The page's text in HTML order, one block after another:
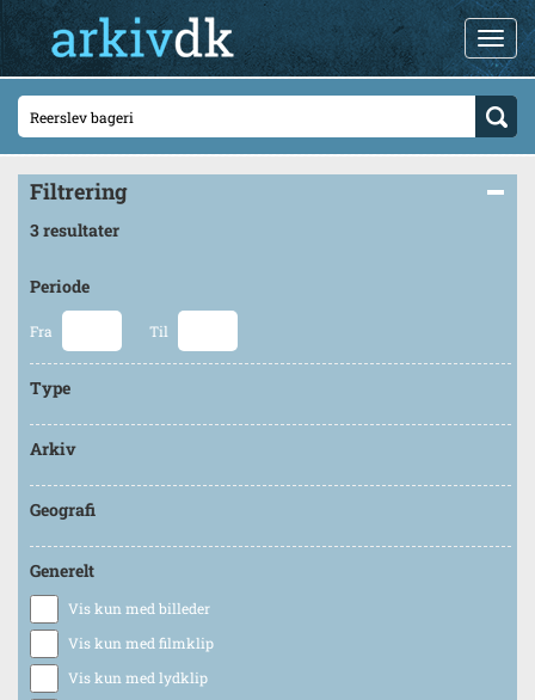
Filtrering
3 resultater
Periode
Fra Til
Type
Arkiv
Geografi
Generelt
Vis kun med billeder
Vis kun med filmklip
Vis kun med lydklip